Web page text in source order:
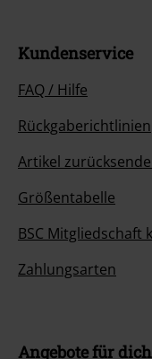
Kundenservice
FAQ / Hilfe
Rückgaberichtlinien
Artikel
Größentabelle
BSC Mitgliedschaft
Zahlungsarten
Angebote für dich